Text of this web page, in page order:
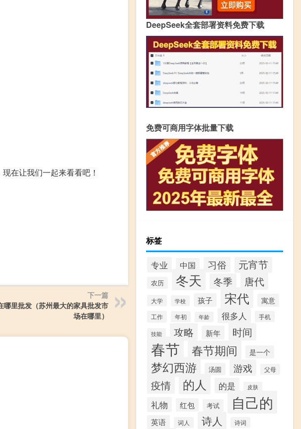
在让我们一起来看看吧！
下一篇
哪里批发（苏州最大的家具批发市
场在哪里）
DeepSeek全套部署资料免费下载
免费可商用字体批量下载
标签
专业 中国 习俗 元宵节
农历 冬天 冬季 唐代
大学 学校 孩子 宋代 寓意
工作 年初 年龄 很多人 手机
技能 攻略 新年 时间
春节 春节期间 是一个
梦幻西游 汤圆 游戏 父母
疫情 的人 的是 皮肤
礼物 红包 考试 自己的
英语 词人 诗人 诗词